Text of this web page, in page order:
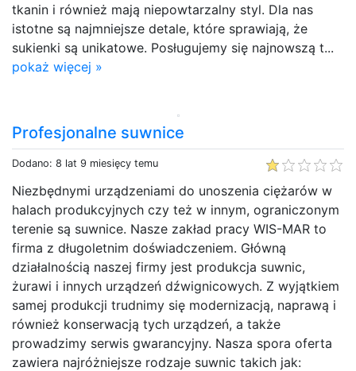
tkanin i również mają niepowtarzalny styl. Dla nas
istotne są najmniejsze detale, które sprawiają, że
sukienki są unikatowe. Posługujemy się najnowszą t...
pokaż więcej »
Profesjonalne suwnice
Dodano: 8 lat 9 miesięcy temu
Niezbędnymi urządzeniami do unoszenia ciężarów w
halach produkcyjnych czy też w innym, ograniczonym
terenie są suwnice. Nasze zakład pracy WIS-MAR to
firma z długoletnim doświadczeniem. Główną
działalnością naszej firmy jest produkcja suwnic,
żurawi i innych urządzeń dźwignicowych. Z wyjątkiem
samej produkcji trudnimy się modernizacją, naprawą i
również konserwacją tych urządzeń, a także
prowadzimy serwis gwarancyjny. Nasza spora oferta
zawiera najróżniejsze rodzaje suwnic takich jak: